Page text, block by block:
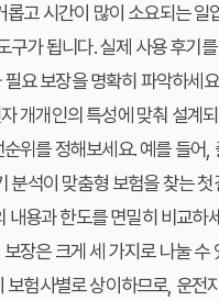
롭고 시간이 많이 소요되는
구가 됩니다. 실제 사용 후기
필요 보장을 명확히 파악하세
개개인의 특성에 맞춰 설계
위를 정해보세요. 예를 들어
분석이 맞춤형 보험을 찾는
내용과 한도를 면밀히 비교하
장은 크게 세 가지로 나눌
보험사별로 상이하므로, 운